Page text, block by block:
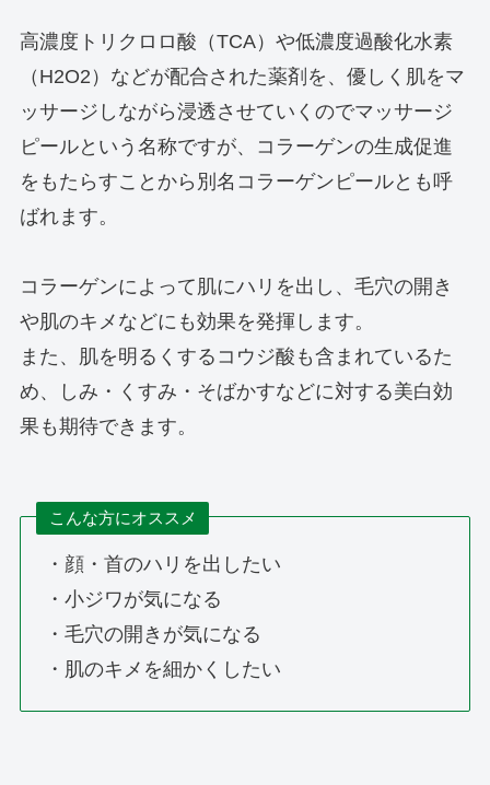
高濃度トリクロロ酸（TCA）や低濃度過酸化水素
（H2O2）などが配合された薬剤を、優しく肌をマ
ッサージしながら浸透させていくのでマッサージ
ピールという名称ですが、コラーゲンの生成促進
をもたらすことから別名コラーゲンピールとも呼
ばれます。
コラーゲンによって肌にハリを出し、毛穴の開き
や肌のキメなどにも効果を発揮します。
また、肌を明るくするコウジ酸も含まれているた
め、しみ・くすみ・そばかすなどに対する美白効
果も期待できます。
こんな方にオススメ
・顔・首のハリを出したい
・小ジワが気になる
・毛穴の開きが気になる
・肌のキメを細かくしたい